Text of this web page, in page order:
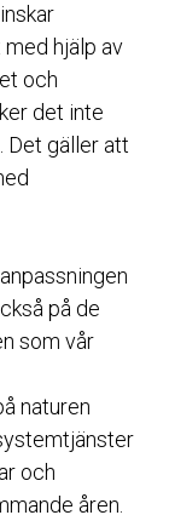
hjälp av
och
det inte
Det gäller att
på de
som vår
naturen
och
åren.